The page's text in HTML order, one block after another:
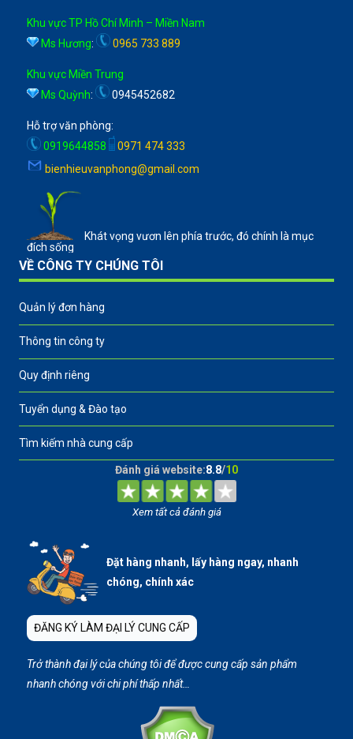
Khu vực TP Hồ Chí Minh – Miền Nam
Ms Hương: 0965 733 889
Khu vực Miền Trung
Ms Quỳnh: 0945452682
Hỗ trợ văn phòng:
0919644858
0971 474 333
bienhieuvanphong@gmail.com
Khát vọng vươn lên phía trước, đó chính là mục
đích sống
VỀ CÔNG TY CHÚNG TÔI
Quản lý đơn hàng
Thông tin công ty
Quy định riêng
Tuyển dụng & Đào tạo
Tìm kiếm nhà cung cấp
Đánh giá website:8.8/10
Xem tất cả đánh giá
Đặt hàng nhanh, lấy hàng ngay, nhanh
chóng, chính xác
ĐĂNG KÝ LÀM ĐẠI LÝ CUNG CẤP
Trở thành đại lý của chúng tôi để được cung cấp sản phẩm
nhanh chóng với chi phí thấp nhất…